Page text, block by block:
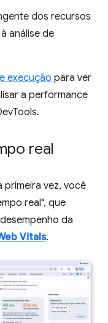
dos recursos
análise de
execução para ver
a performance
real
primeira vez, você
real", que
da
Vitals.